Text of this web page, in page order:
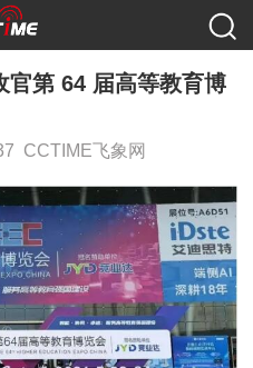
官第 64 届高等教育博
CCTIME飞象网